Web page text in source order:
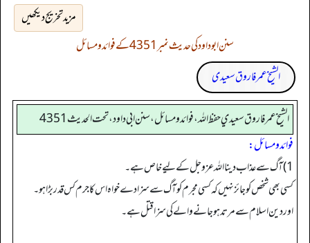
مزید تخریج دیکھیں
سنن ابوداود کی حدیث نمبر 4351 کے فوائد و مسائل
الشیخ عمر فاروق سعیدی
الشيخ عمر فاروق سعيدي حفظ الله، فوائد و مسائل، سنن ابي داود ، تحت الحديث 4351
فوائد ومسائل:
1) آگ سے عذاب دینا اللہ عزوجل کے لیے خاص ہے۔
کسی بھی شخص کوجائز نہیں کہ کسی مجرم کو آگ سے سزا دے خواہ اس کا جرم کس قدر بڑا ہو۔
اور دین اسلام سے مرتد ہوجانے والےکی سزاقتل ہے۔